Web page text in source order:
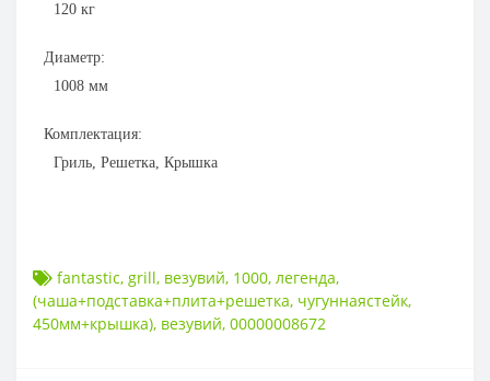
120 кг
Диаметр:
1008 мм
Комплектация:
Гриль, Решетка, Крышка
fantastic, grill, везувий, 1000, легенда,
(чаша+подставка+плита+решетка, чугуннаястейк,
450мм+крышка), везувий, 00000008672